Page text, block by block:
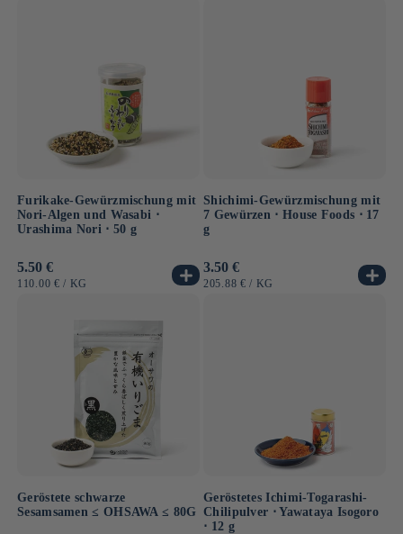
Furikake-Gewürzmischung mit
Nori-Algen und Wasabi ⋅
Urashima Nori ⋅ 50 g
Normaler
Preis
5.50 €
GRUNDPREIS
110.00 € / PRO
KG
Shichimi-Gewürzmischung mit
7 Gewürzen ⋅ House Foods ⋅ 17
g
Normaler
Preis
3.50 €
GRUNDPREIS
205.88 € / PRO
KG
Geröstete schwarze
Sesamsamen ≤ OHSAWA ≤ 80G
Geröstetes Ichimi-Togarashi-
Chilipulver ⋅ Yawataya Isogoro
⋅ 12 g